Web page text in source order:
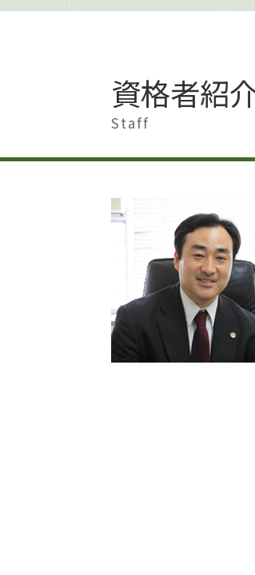
著作権 貸与
著作権 著作物
著作権侵害 身近な例
著作権 著作隣接権
著作権侵害 知らずに
著作権 損害賠償
著作権とは 写真
著作権侵害 親告罪
著作権 訴えられた
著作権 著作者人格
離婚 浮気 慰謝料
離婚準備 男
離婚 杉並区
離婚したい 男
離婚 慰謝料 モラハ
離婚 遺産相続
離婚 慰謝料
不貞行為 離婚
離婚 男
離婚 家 名義変更
離婚準備 貯金 い
離婚したい 準備
資格者紹
Staff